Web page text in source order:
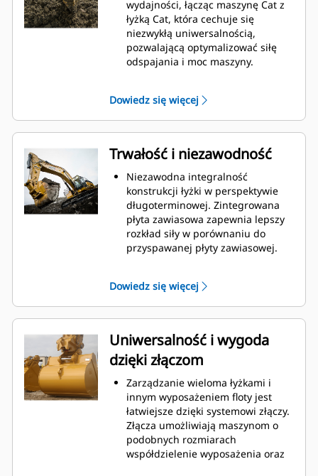
wydajności, łącząc maszynę Cat z
łyżką Cat, która cechuje się
niezwykłą uniwersalnością,
pozwalającą optymalizować siłę
odspajania i moc maszyny.
materiału na łyżkę. Zwiększony
prześwit lemiesza zapewnia
zmniejszony opór dolnej części
łyżki, co obniża koszty związane z
konserwacją.
Zużycie paliwa jest najwyższe
podczas kopania. Łyżki Cat
gwarantują szybkie cięcie
materiału w celu zwiększenia
ogólnej wydajności pracy maszyny.
Możesz załadować większą ilość
pozwalają utrzymać większość
materiału w łyżce podczas każdego
załadunku.
Dowiedz się więcej
Trwałość i niezawodność
Niezawodna integralność
konstrukcji łyżki w perspektywie
długoterminowej. Zintegrowana
płyta zawiasowa zapewnia lepszy
rozkład siły w porównaniu do
przyspawanej płyty zawiasowej.
odpornej na ścieranie stali,
zwłaszcza w przypadku
podzespołów podatnych na
nadmierne zużycie.
Chroń najważniejsze, podatne na
zużycie obszary łyżki za pomocą
osprzętu do prac ziemnych (GET)
Cat.
Zwiększ produkcję w
wymagających zastosowaniach,
ułatw penetrację podczas
stertowania i skróć czas trwania
cyklu za pomocą systemu Cat®
Dowiedz się więcej
Uniwersalność i wygoda
dzięki złączom
Zarządzanie wieloma łyżkami i
innym wyposażeniem floty jest
łatwiejsze dzięki systemowi złączy.
Złącza umożliwiają maszynom o
podobnych rozmiarach
współdzielenie wyposażenia oraz